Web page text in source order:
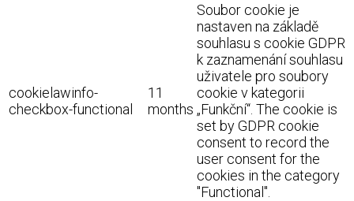
cookielawinfo-
checkbox-functional
11
months
Soubor cookie je
nastaven na základě
souhlasu s cookie GDPR
k zaznamenání souhlasu
uživatele pro soubory
cookie v kategorii
„Funkční“. The cookie is
set by GDPR cookie
consent to record the
user consent for the
cookies in the category
"Functional".